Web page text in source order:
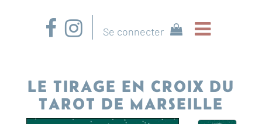
Se connecter
LE TIRAGE EN CROIX DU
TAROT DE MARSEILLE